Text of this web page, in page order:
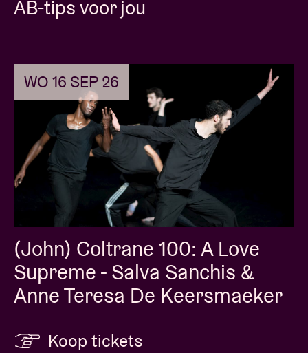
AB-tips voor jou
WO 16 SEP 26
(John) Coltrane 100: A Love
Supreme - Salva Sanchis &
Anne Teresa De Keersmaeker
Koop tickets